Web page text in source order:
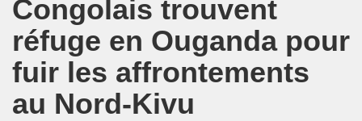
Congolais trouvent
réfuge en Ouganda pour
fuir les affrontements
au Nord-Kivu